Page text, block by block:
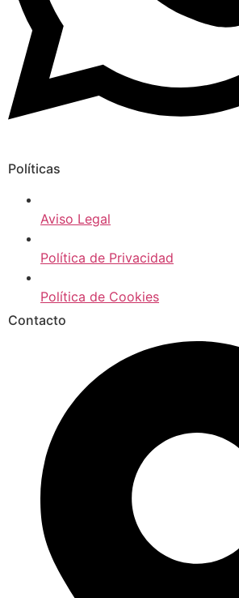
Políticas
Aviso Legal
Política de Privacidad
Política de Cookies
Contacto